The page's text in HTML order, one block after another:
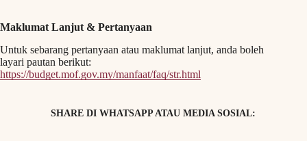
Maklumat Lanjut & Pertanyaan
Untuk sebarang pertanyaan atau maklumat lanjut, anda boleh
layari pautan berikut:
https://budget.mof.gov.my/manfaat/faq/str.html
SHARE DI WHATSAPP ATAU MEDIA SOSIAL: